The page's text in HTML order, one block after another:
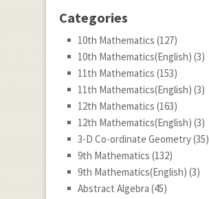
Categories
10th Mathematics (127)
10th Mathematics(English) (3)
11th Mathematics (153)
11th Mathematics(English) (3)
12th Mathematics (163)
12th Mathematics(English) (3)
3-D Co-ordinate Geometry(35)
9th Mathematics (132)
9th Mathematics(English) (3)
Abstract Algebra (45)